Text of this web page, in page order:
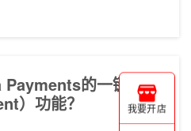
的一键支付
）功能？
我要开店